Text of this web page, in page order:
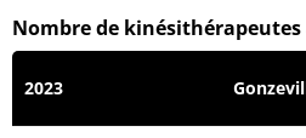
Nombre de kinésithérapeutes
2023